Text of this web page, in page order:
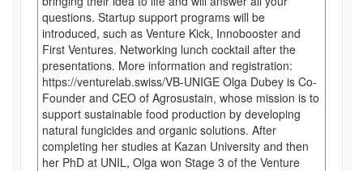
questions. Startup support programs will be
introduced, such as Venture Kick, Innobooster and
First Ventures. Networking lunch cocktail after the
presentations. More information and registration:
https://venturelab.swiss/VB-UNIGE Olga Dubey is Co-
Founder and CEO of Agrosustain, whose mission is to
support sustainable food production by developing
natural fungicides and organic solutions. After
completing her studies at Kazan University and then
her PhD at UNIL, Olga won Stage 3 of the Venture